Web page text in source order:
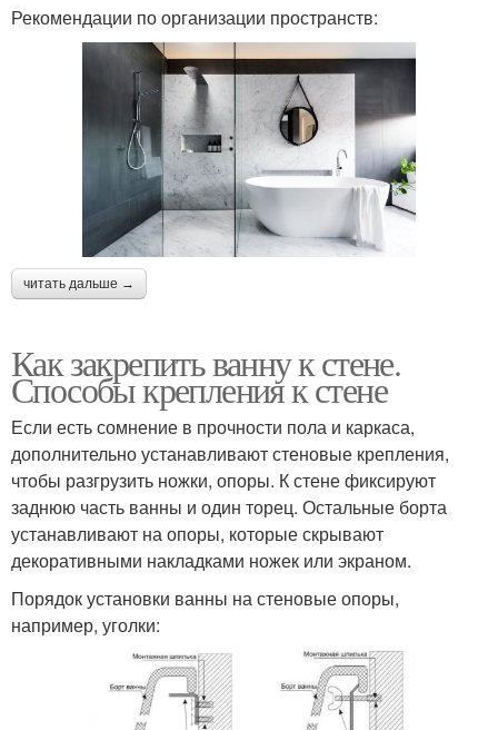
Рекомендации по организации пространств:
читать дальше →
Как закрепить ванну к стене.
Способы крепления к стене
Если есть сомнение в прочности пола и каркаса,
дополнительно устанавливают стеновые крепления,
чтобы разгрузить ножки, опоры. К стене фиксируют
заднюю часть ванны и один торец. Остальные борта
устанавливают на опоры, которые скрывают
декоративными накладками ножек или экраном.
Порядок установки ванны на стеновые опоры,
например, уголки: